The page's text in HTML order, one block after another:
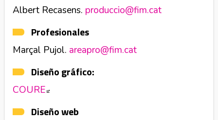
Albert Recasens. produccio@fim.cat
Profesionales
Marçal Pujol. areapro@fim.cat
Diseño gráfico:
COURE
Diseño web